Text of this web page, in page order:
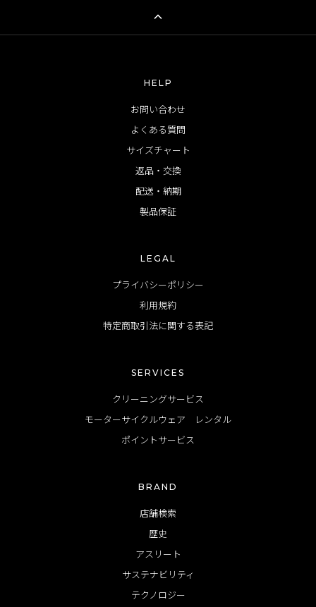
HELP
お問い合わせ
よくある質問
サイズチャート
返品・交換
配送・納期
製品保証
LEGAL
プライバシーポリシー
利用規約
特定商取引法に関する表記
SERVICES
クリーニングサービス
モーターサイクルウェア レンタル
ポイントサービス
BRAND
店舗検索
歴史
アスリート
サステナビリティ
テクノロジー